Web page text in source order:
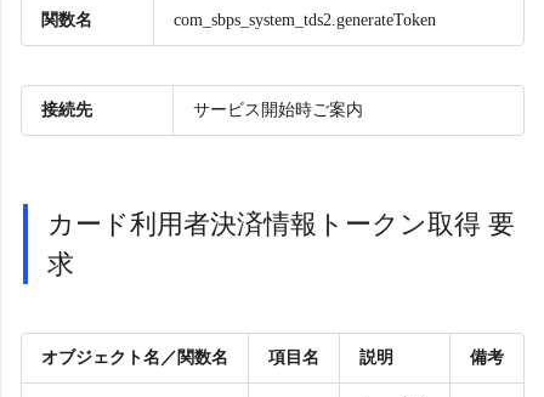
関数名 com_sbps_system_tds2.generateToken
接続先 サービス開始時ご案内
カード利用者決済情報トークン取得 要
求
オブジェクト名／関数名 項目名 説明 備考